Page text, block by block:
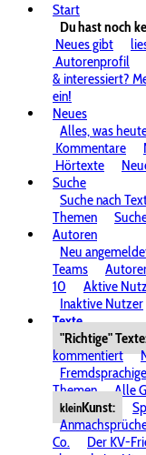
Start
Du hast noch
Neues gibt
Autorenprofil
& interessiert?
ein!
Neues
Alles, was
Kommentare
Hörtexte
Suche
Suche nach
Themen
Autoren
Neu
Teams
10
Aktive
Inaktive Nutzer
Texte
"Richtige"
kommentiert
Themen
Alle
kleinKunst:
Co.
Der KV-